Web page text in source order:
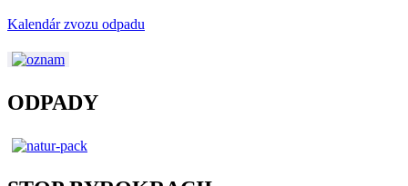
Kalendár zvozu odpadu
ODPADY